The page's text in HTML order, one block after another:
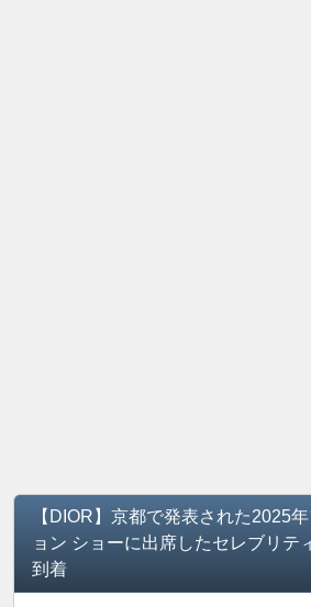
【DIOR】京都で発表された2025
ョン ショーに出席したセレブリテ
到着